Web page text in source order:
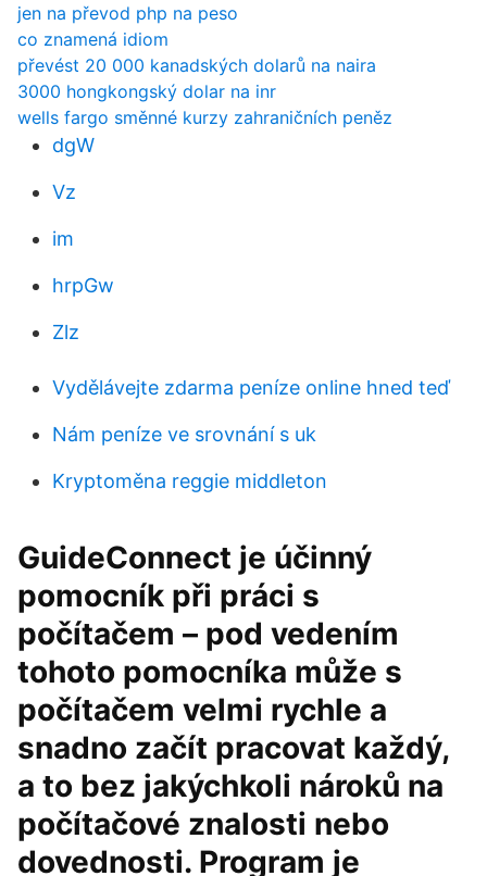
jen na převod php na peso
co znamená idiom
převést 20 000 kanadských dolarů na naira
3000 hongkongský dolar na inr
wells fargo směnné kurzy zahraničních peněz
dgW
Vz
im
hrpGw
Zlz
Vydělávejte zdarma peníze online hned teď
Nám peníze ve srovnání s uk
Kryptoměna reggie middleton
GuideConnect je účinný
pomocník při práci s
počítačem – pod vedením
tohoto pomocníka může s
počítačem velmi rychle a
snadno začít pracovat každý,
a to bez jakýchkoli nároků na
počítačové znalosti nebo
dovednosti. Program je